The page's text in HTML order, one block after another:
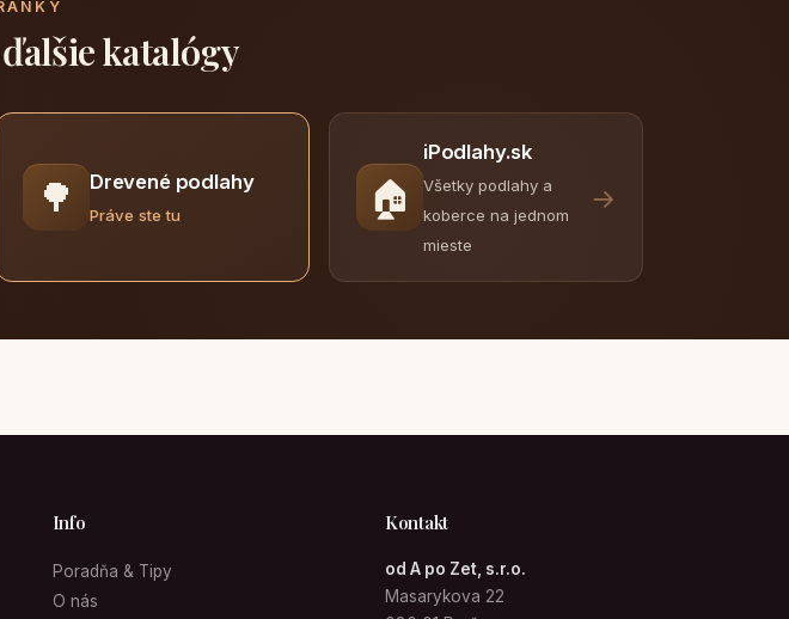
katalógy
🌳 Drevené podlahy
Práve ste tu 🏠
iPodlahy.sk
Všetky podlahy a
koberce na jednom
mieste
→
Info
Poradňa & Tipy
O nás
Kontakt
od A po Zet, s.r.o.
Masarykova 22